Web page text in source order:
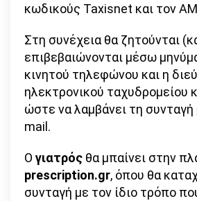
κωδικούς Taxisnet και τον
Στη συνέχεια θα ζητούνται
επιβεβαιώνονται μέσω
κινητού τηλεφώνου και η
ηλεκτρονικού ταχυδρομείου
ώστε να λαμβάνει τη συνταγή
mail.
Ο γιατρός θα μπαίνει στην
prescription.gr, όπου θα
συνταγή με τον ίδιο τρόπο